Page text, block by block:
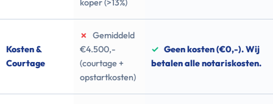
koper (>13%)
Kosten &
Courtage
✗
Gemiddeld
€4.500,-
(courtage +
opstartkosten)
✓ Geen kosten (€0,-). Wij
betalen alle notariskosten.